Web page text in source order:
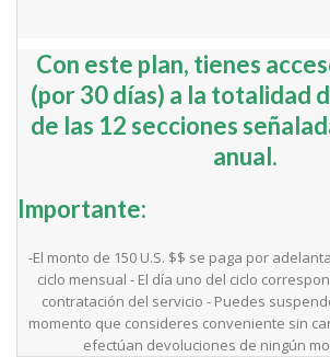
Con este plan, tienes
(por 30 días) a la totalidad
de las 12 secciones
anual.
Importante:
-El monto de 150 U.S. $$ se paga por
ciclo mensual - El día uno del ciclo
contratación del servicio - Puedes
momento que consideres conveniente sin
efectúan devoluciones de ningún